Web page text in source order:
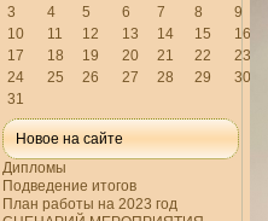
3
4 5 6 7 8
9
10
11 12 13 14 15
16
17
18 19 20 21 22
23
24
25 26 27 28 29
30
31
Новое на сайте
Дипломы
Подведение итогов
План работы на 2023 год